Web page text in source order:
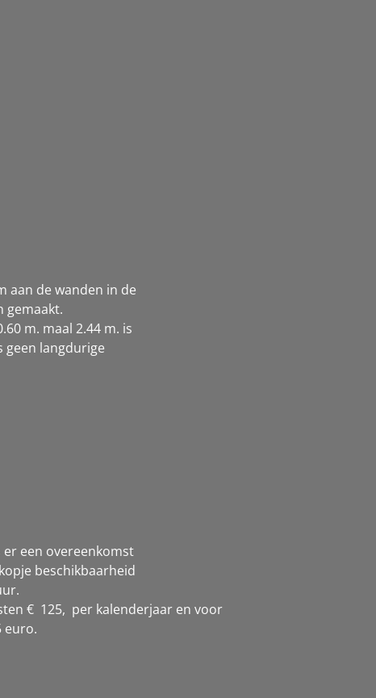
aan de wanden in de
gemaakt.
m. maal 2.44 m. is
geen langdurige
een overeenkomst
beschikbaarheid
€ 125, per kalenderjaar en voor
euro.